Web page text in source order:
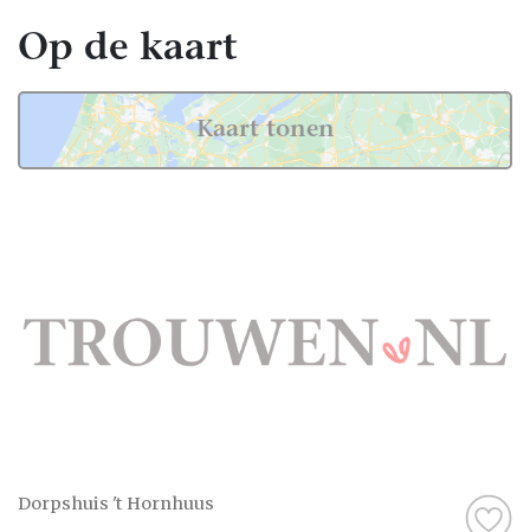
Dorpshuis 't Hornhuus
Op de kaart
Kaart tonen